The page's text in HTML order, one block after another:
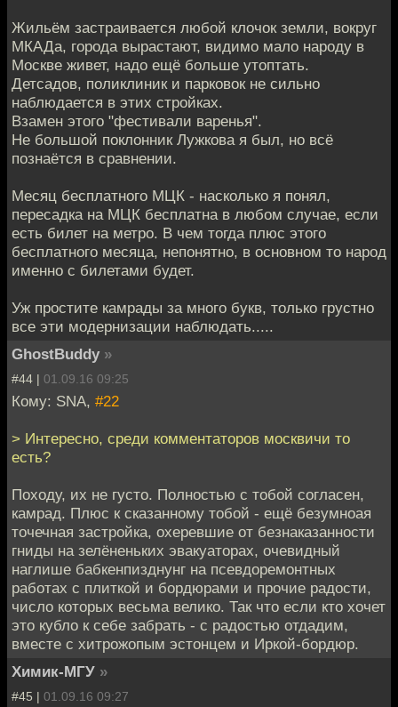
Жильём застраивается любой клочок земли, вокруг
МКАДа, города вырастают, видимо мало народу в
Москве живет, надо ещё больше утоптать.
Детсадов, поликлиник и парковок не сильно
наблюдается в этих стройках.
Взамен этого "фестивали варенья".
Не большой поклонник Лужкова я был, но всё
познаётся в сравнении.
Месяц бесплатного МЦК - насколько я понял,
пересадка на МЦК бесплатна в любом случае, если
есть билет на метро. В чем тогда плюс этого
бесплатного месяца, непонятно, в основном то народ
именно с билетами будет.
Уж простите камрады за много букв, только грустно
все эти модернизации наблюдать.....
GhostBuddy »
#44 | 01.09.16 09:25
Кому: SNA, #22
> Интересно, среди комментаторов москвичи то
есть?
Походу, их не густо. Полностью с тобой согласен,
камрад. Плюс к сказанному тобой - ещё безумноая
точечная застройка, охеревшие от безнаказанности
гниды на зелёненьких эвакуаторах, очевидный
наглише бабкенпизднунг на псевдоремонтных
работах с плиткой и бордюрами и прочие радости,
число которых весьма велико. Так что если кто хочет
это кубло к себе забрать - с радостью отдадим,
вместе с хитрожопым эстонцем и Иркой-бордюр.
Химик-МГУ »
#45 | 01.09.16 09:27